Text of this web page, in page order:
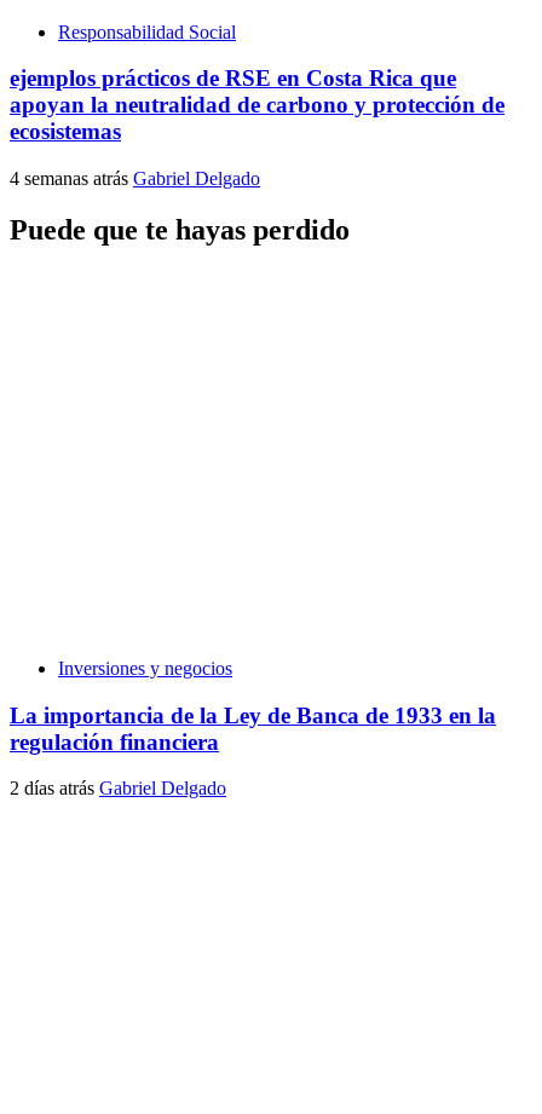
Responsabilidad Social
ejemplos prácticos de RSE en Costa Rica que
apoyan la neutralidad de carbono y protección de
ecosistemas
4 semanas atrás Gabriel Delgado
Puede que te hayas perdido
Inversiones y negocios
La importancia de la Ley de Banca de 1933 en la
regulación financiera
2 días atrás Gabriel Delgado